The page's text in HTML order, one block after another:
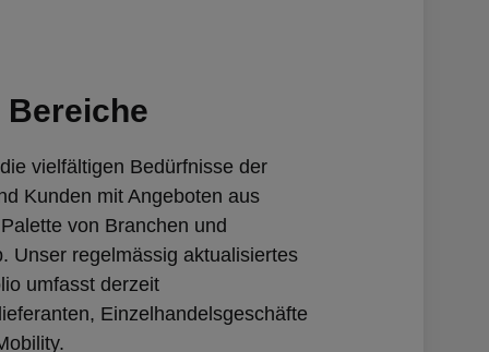
Bereiche
vielfältigen Bedürfnisse der
Kunden mit Angeboten aus
von Branchen und
Unser regelmässig aktualisiertes
umfasst derzeit
Einzelhandelsgeschäfte